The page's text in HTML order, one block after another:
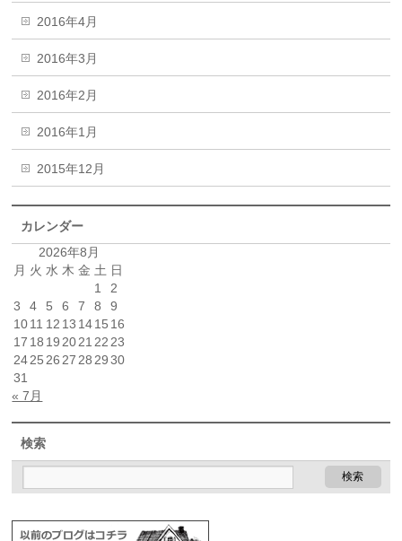
2016年4月
2016年3月
2016年2月
2016年1月
2015年12月
カレンダー
2026年8月
月 火 水 木 金 土 日
1
2
3
4 5 6 7 8
9
1011 12 13 1415 16
17 18 19 2021 22 23
2425 26 27 28 29 30
31
« 7月
検索